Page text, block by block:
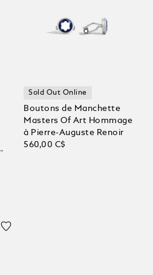
Sold Out Online
Boutons de Manchette
Masters Of Art Hommage
à Pierre-Auguste Renoir
560,00 C$